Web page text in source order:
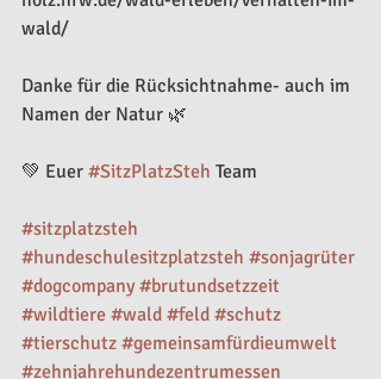
wald/
Danke für die Rücksichtnahme- auch im
Namen der Natur 🌿
💚 Euer #SitzPlatzSteh Team
#sitzplatzsteh
#hundeschulesitzplatzsteh #sonjagrüter
#dogcompany #brutundsetzzeit
#wildtiere #wald #feld #schutz
#tierschutz #gemeinsamfürdieumwelt
#zehnjahrehundezentrumessen